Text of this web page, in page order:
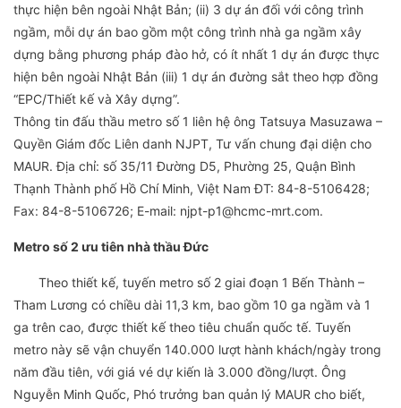
thực hiện bên ngoài Nhật Bản; (ii) 3 dự án đối với công trình
ngầm, mỗi dự án bao gồm một công trình nhà ga ngầm xây
dựng bằng phương pháp đào hở, có ít nhất 1 dự án được thực
hiện bên ngoài Nhật Bản (iii) 1 dự án đường sắt theo hợp đồng
“EPC/Thiết kế và Xây dựng”.
Thông tin đấu thầu metro số 1 liên hệ ông Tatsuya Masuzawa –
Quyền Giám đốc Liên danh NJPT, Tư vấn chung đại diện cho
MAUR. Địa chỉ: số 35/11 Đường D5, Phường 25, Quận Bình
Thạnh Thành phố Hồ Chí Minh, Việt Nam ĐT: 84-8-5106428;
Fax: 84-8-5106726; E-mail: njpt-p1@hcmc-mrt.com.
Metro số 2 ưu tiên nhà thầu Đức
Theo thiết kế, tuyến metro số 2 giai đoạn 1 Bến Thành –
Tham Lương có chiều dài 11,3 km, bao gồm 10 ga ngầm và 1
ga trên cao, được thiết kế theo tiêu chuẩn quốc tế. Tuyến
metro này sẽ vận chuyển 140.000 lượt hành khách/ngày trong
năm đầu tiên, với giá vé dự kiến là 3.000 đồng/lượt. Ông
Nguyễn Minh Quốc, Phó trưởng ban quản lý MAUR cho biết,